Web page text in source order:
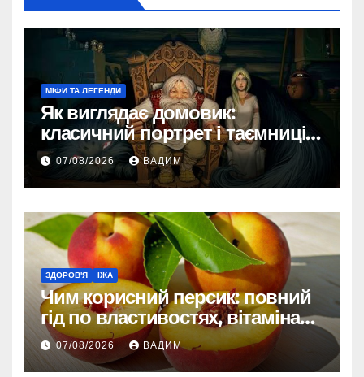
МІФИ ТА ЛЕГЕНДИ
Як виглядає домовик:
класичний портрет і таємниці
зовнішності
07/08/2026 ВАДИМ
ЗДОРОВ'Я ЇЖА
Чим корисний персик: повний
гід по властивостях, вітамінах і
впливі на організм
07/08/2026 ВАДИМ